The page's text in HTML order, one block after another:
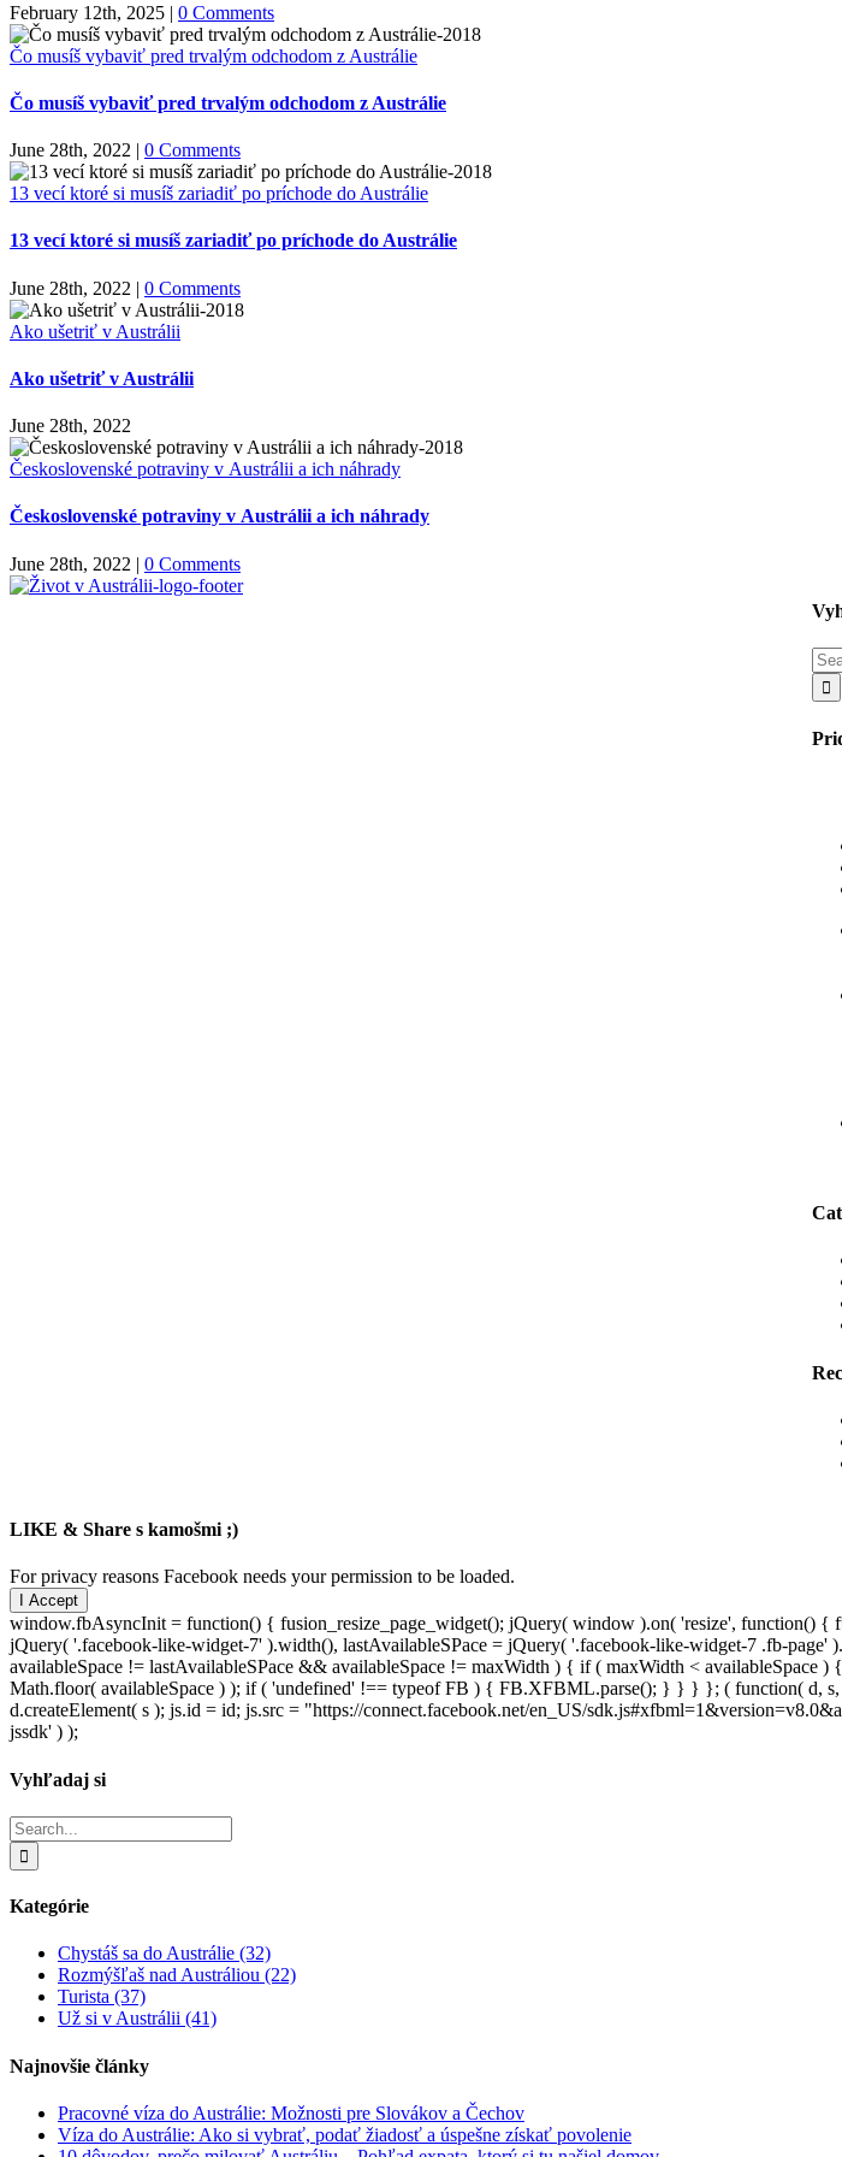
February 12th, 2025 | 0 Comments
Čo musíš vybaviť pred trvalým odchodom z Austrálie
Čo musíš vybaviť pred trvalým odchodom z Austrálie
June 28th, 2022 | 0 Comments
13 vecí ktoré si musíš zariadiť po príchode do Austrálie
13 vecí ktoré si musíš zariadiť po príchode do Austrálie
June 28th, 2022 | 0 Comments
Ako ušetriť v Austrálii
Ako ušetriť v Austrálii
June 28th, 2022
Československé potraviny v Austrálii a ich náhrady
Československé potraviny v Austrálii a ich náhrady
June 28th, 2022 | 0 Comments
for:
LIKE & Share s kamošmi ;)
For privacy reasons Facebook needs your permission to be loaded.
I Accept
window.fbAsyncInit = function() { fusion_resize_page_widget(); jQuery( window ).on( 'resize', function() {
jQuery( '.facebook-like-widget-7' ).width(), lastAvailableSPace = jQuery( '.facebook-like-widget-7 .fb-
availableSpace != lastAvailableSPace && availableSpace != maxWidth ) { if ( maxWidth <
Math.floor( availableSpace ) ); if ( 'undefined' !== typeof FB ) { FB.XFBML.parse(); } } } }; ( function( d,
d.createElement( s ); js.id = id; js.src = "https://connect.facebook.net/en_US/
jssdk' ) );
Vyhľadaj si
Search
for:
Kategórie
Chystáš sa do Austrálie (32)
Rozmýšľaš nad Austráliou (22)
Turista (37)
Už si v Austrálii (41)
Najnovšie články
Pracovné víza do Austrálie: Možnosti pre Slovákov a Čechov
Víza do Austrálie: Ako si vybrať, podať žiadosť a úspešne získať povolenie